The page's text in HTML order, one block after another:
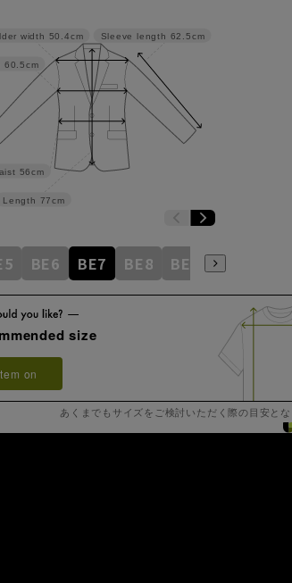
Sleeve length 62.5cm
Length 77cm
56cm
60.5cm
width 50.4cm
BE6 BE7 BE8 BE9 BE10
size
on
あくまでもサイズをご検討いただく際の目安とな